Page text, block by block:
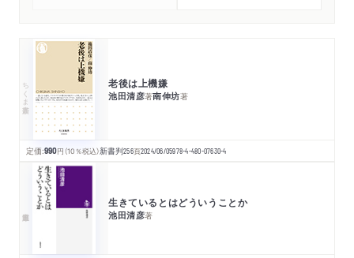
ちくま新書 老後は上機嫌
池田清彦著南伸坊著
定価:990円 （10％税込）新書判256頁2024/06/05978-4-480-07630-4
生きているとはどういうことか
池田清彦著